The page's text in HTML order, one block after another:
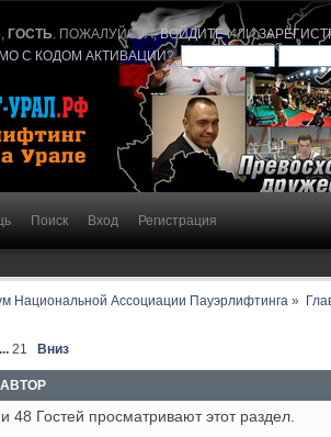
ГОСТЬ . ПОЖАЛУЙСТА,ВОЙДИТЕИЛИ
С КОДОМ АКТИВАЦИИ?
Поиск Вход Регистрация
Национальной Ассоциации Пауэрлифтинга »
...21 Вниз
АВТОР
48 Гостей просматривают этот раздел.